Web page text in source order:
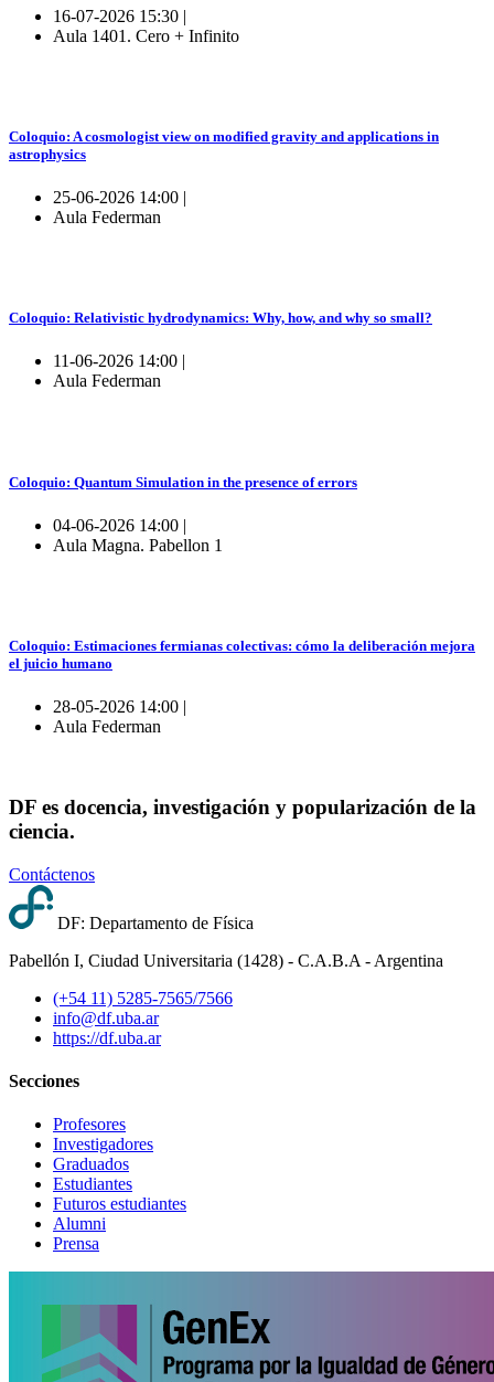
16-07-2026 15:30 |
Aula 1401. Cero + Infinito
Coloquio: A cosmologist view on modified gravity and applications in
astrophysics
25-06-2026 14:00 |
Aula Federman
Coloquio: Relativistic hydrodynamics: Why, how, and why so small?
11-06-2026 14:00 |
Aula Federman
Coloquio: Quantum Simulation in the presence of errors
04-06-2026 14:00 |
Aula Magna. Pabellon 1
Coloquio: Estimaciones fermianas colectivas: cómo la deliberación mejora
el juicio humano
28-05-2026 14:00 |
Aula Federman
DF es docencia, investigación y popularización de la
ciencia.
Contáctenos
DF: Departamento de Física
Pabellón I, Ciudad Universitaria (1428) - C.A.B.A - Argentina
(+54 11) 5285-7565/7566
info@df.uba.ar
https://df.uba.ar
Secciones
Profesores
Investigadores
Graduados
Estudiantes
Futuros estudiantes
Alumni
Prensa